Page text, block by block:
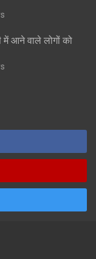
में आने वाले लोगों को